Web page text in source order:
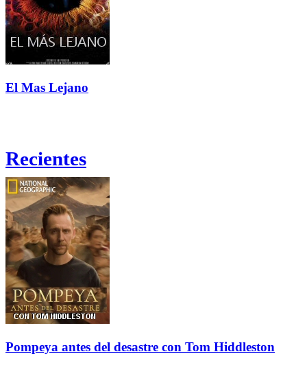
El Mas Lejano
Recientes
Pompeya antes del desastre con Tom Hiddleston